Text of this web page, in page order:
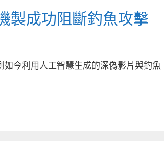
製成功阻斷釣魚攻擊
今利用人工智慧生成的深偽影片與釣魚